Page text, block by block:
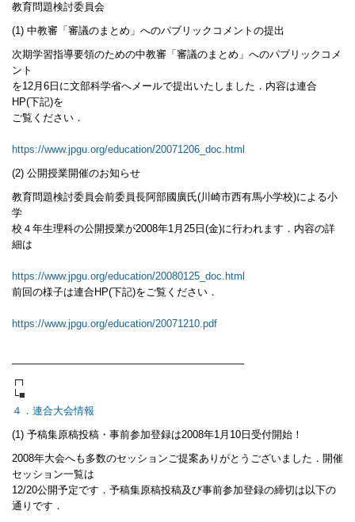
教育問題検討委員会
(1) 中教審「審議のまとめ」へのパブリックコメントの提出
次期学習指導要領のための中教審「審議のまとめ」へのパブリックコメ
ント
を12月6日に文部科学省へメールで提出いたしました．内容は連合
HP(下記)を
ご覧ください．
https://www.jpgu.org/education/20071206_doc.html
(2) 公開授業開催のお知らせ
教育問題検討委員会前委員長阿部國廣氏(川崎市西有馬小学校)による小
学
校４年生理科の公開授業が2008年1月25日(金)に行われます．内容の詳
細は
https://www.jpgu.org/education/20080125_doc.html
前回の様子は連合HP(下記)をご覧ください．
https://www.jpgu.org/education/20071210.pdf
——————————————————————–
┌┐
└■
４．連合大会情報
(1) 予稿集原稿投稿・事前参加登録は2008年1月10日受付開始！
2008年大会へも多数のセッションご提案ありがとうございました．開催
セッション一覧は
12/20公開予定です．予稿集原稿投稿及び事前参加登録の締切は以下の
通りです．